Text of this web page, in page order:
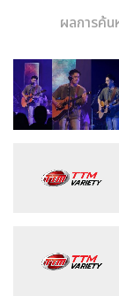
ผลการค้น